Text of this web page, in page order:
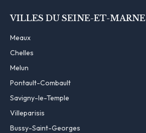
VILLES DU SEINE-ET-MARNE
Meaux
Chelles
Melun
Pontault-Combault
Savigny-le-Temple
Villeparisis
Bussy-Saint-Georges